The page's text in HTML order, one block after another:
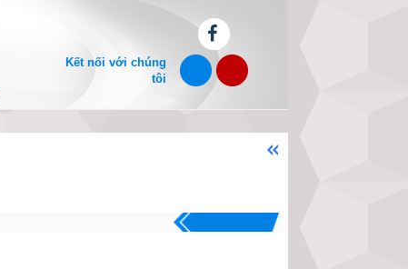
Kết nối với chúng
tôi
Chào mừng bạn đến với